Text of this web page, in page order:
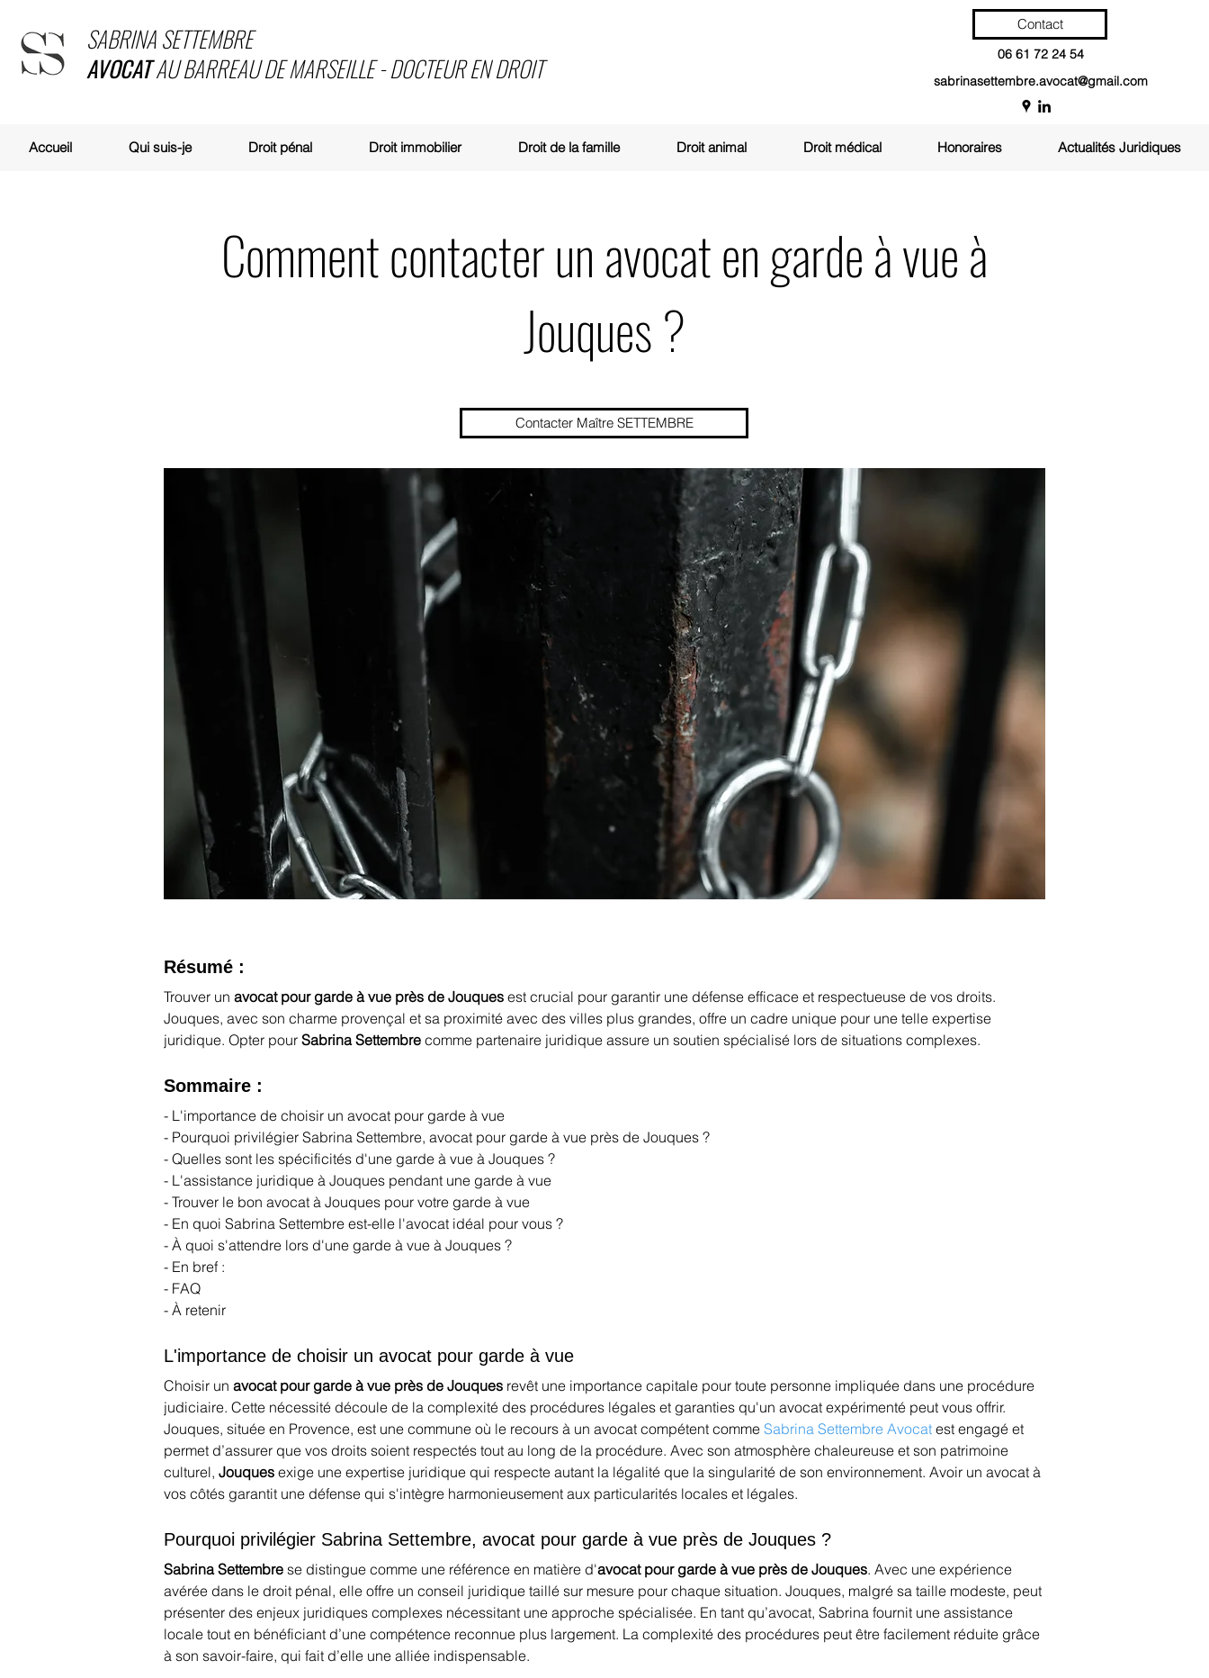
SABRINA SETTEMBRE
AVOCATAU BARREAU DE MARSEILLE - DOCTEUR EN DROIT
Contact
06 61 72 24 54
sabrinasettembre.avocat@gmail.com
Accueil Qui suis-je Droit pénal Droit immobilier Droit de la famille Droit animal Droit médical Honoraires Actualités Juridiques
Comment contacter un avocat en garde à vue à
Jouques ?
Contacter Maître SETTEMBRE
Résumé :
Trouver un avocat pour garde à vue près de Jouques est crucial pour garantir une défense efficace et respectueuse de vos droits.
Jouques, avec son charme provençal et sa proximité avec des villes plus grandes, offre un cadre unique pour une telle expertise
juridique. Opter pour Sabrina Settembre comme partenaire juridique assure un soutien spécialisé lors de situations complexes.
Sommaire :
- L'importance de choisir un avocat pour garde à vue
- Pourquoi privilégier Sabrina Settembre, avocat pour garde à vue près de Jouques ?
- Quelles sont les spécificités d'une garde à vue à Jouques ?
- L'assistance juridique à Jouques pendant une garde à vue
- Trouver le bon avocat à Jouques pour votre garde à vue
- En quoi Sabrina Settembre est-elle l'avocat idéal pour vous ?
- À quoi s'attendre lors d'une garde à vue à Jouques ?
- En bref :
- FAQ
- À retenir
L'importance de choisir un avocat pour garde à vue
Choisir un avocat pour garde à vue près de Jouques revêt une importance capitale pour toute personne impliquée dans une procédure
judiciaire. Cette nécessité découle de la complexité des procédures légales et garanties qu'un avocat expérimenté peut vous offrir.
Jouques, située en Provence, est une commune où le recours à un avocat compétent comme Sabrina Settembre Avocat est engagé et
permet d’assurer que vos droits soient respectés tout au long de la procédure. Avec son atmosphère chaleureuse et son patrimoine
culturel, Jouques exige une expertise juridique qui respecte autant la légalité que la singularité de son environnement. Avoir un avocat à
vos côtés garantit une défense qui s'intègre harmonieusement aux particularités locales et légales.
Pourquoi privilégier Sabrina Settembre, avocat pour garde à vue près de Jouques ?
Sabrina Settembre se distingue comme une référence en matière d'avocat pour garde à vue près de Jouques. Avec une expérience
avérée dans le droit pénal, elle offre un conseil juridique taillé sur mesure pour chaque situation. Jouques, malgré sa taille modeste, peut
présenter des enjeux juridiques complexes nécessitant une approche spécialisée. En tant qu’avocat, Sabrina fournit une assistance
locale tout en bénéficiant d’une compétence reconnue plus largement. La complexité des procédures peut être facilement réduite grâce
à son savoir-faire, qui fait d’elle une alliée indispensable.